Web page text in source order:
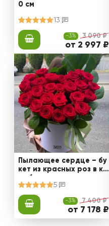
0 см
13
-3% 3 090 ₽
от 2 997 ₽
Пылающее сердце – бу
кет из красных роз в ко
робке
5
-3% 7 400 ₽
от 7 178 ₽